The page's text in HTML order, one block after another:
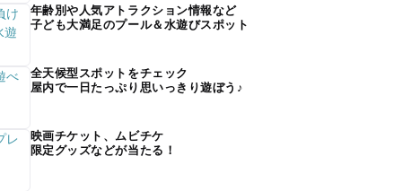
年齢別や人気アトラクション情報など
子ども大満足のプール＆水遊びスポット
全天候型スポットをチェック
屋内で一日たっぷり思いっきり遊ぼう♪
映画チケット、ムビチケ
限定グッズなどが当たる！